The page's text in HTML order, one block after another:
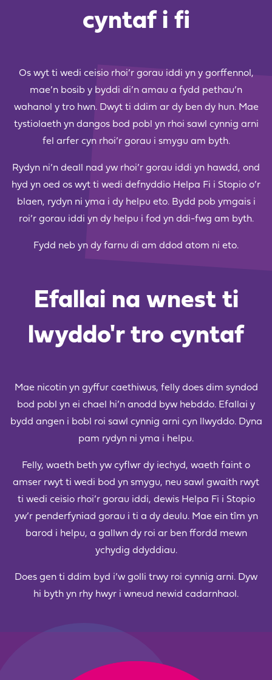
cyntaf i fi
Os wyt ti wedi ceisio rhoi’r gorau iddi yn y gorffennol,
mae’n bosib y byddi di’n amau a fydd pethau’n
wahanol y tro hwn. Dwyt ti ddim ar dy ben dy hun. Mae
tystiolaeth yn dangos bod pobl yn rhoi sawl cynnig arni
fel arfer cyn rhoi’r gorau i smygu am byth.
Rydyn ni’n deall nad yw rhoi’r gorau iddi yn hawdd, ond
hyd yn oed os wyt ti wedi defnyddio Helpa Fi i Stopio o’r
blaen, rydyn ni yma i dy helpu eto. Bydd pob ymgais i
roi’r gorau iddi yn dy helpu i fod yn ddi-fwg am byth.
Fydd neb yn dy farnu di am ddod atom ni eto.
Efallai na wnest ti
lwyddo'r tro cyntaf
Mae nicotin yn gyffur caethiwus, felly does dim syndod
bod pobl yn ei chael hi’n anodd byw hebddo. Efallai y
bydd angen i bobl roi sawl cynnig arni cyn llwyddo. Dyna
pam rydyn ni yma i helpu.
Felly, waeth beth yw cyflwr dy iechyd, waeth faint o
amser rwyt ti wedi bod yn smygu, neu sawl gwaith rwyt
ti wedi ceisio rhoi’r gorau iddi, dewis Helpa Fi i Stopio
yw’r penderfyniad gorau i ti a dy deulu. Mae ein tîm yn
barod i helpu, a gallwn dy roi ar ben ffordd mewn
ychydig ddyddiau.
Does gen ti ddim byd i’w golli trwy roi cynnig arni. Dyw
hi byth yn rhy hwyr i wneud newid cadarnhaol.